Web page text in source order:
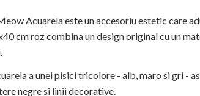
Acuarela este un accesoriu estetic care
cm roz combina un design original cu un
a unei pisici tricolore - alb, maro si gri -
negre si linii decorative.